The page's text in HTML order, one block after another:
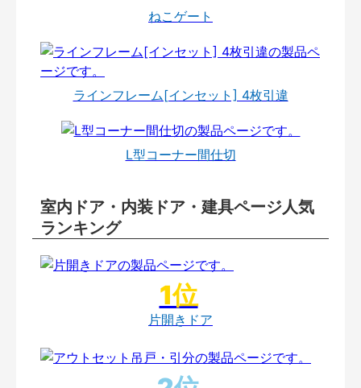
ねこゲート
ラインフレーム[インセット] 4枚引違
L型コーナー間仕切
室内ドア・内装ドア・建具ページ人気
ランキング
片開きドア